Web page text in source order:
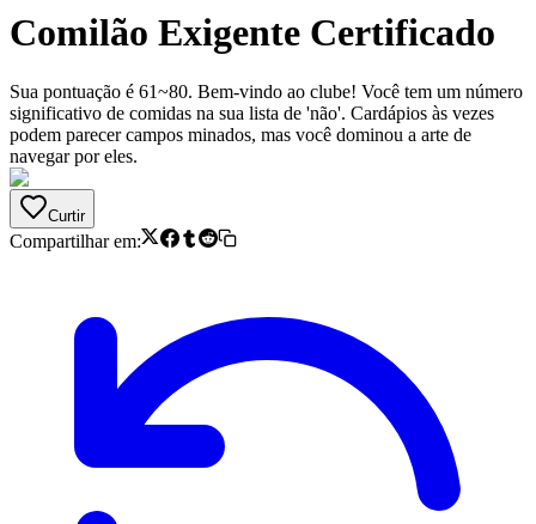
Comilão Exigente Certificado
Sua pontuação é 61~80. Bem-vindo ao clube! Você tem um número
significativo de comidas na sua lista de 'não'. Cardápios às vezes
podem parecer campos minados, mas você dominou a arte de
navegar por eles.
Curtir
Compartilhar em: